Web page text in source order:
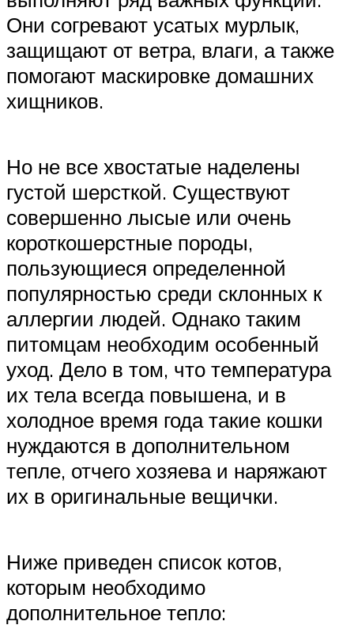
Они согревают усатых мурлык,
защищают от ветра, влаги, а также
помогают маскировке домашних
хищников.
Но не все хвостатые наделены
густой шерсткой. Существуют
совершенно лысые или очень
короткошерстные породы,
пользующиеся определенной
популярностью среди склонных к
аллергии людей. Однако таким
питомцам необходим особенный
уход. Дело в том, что температура
их тела всегда повышена, и в
холодное время года такие кошки
нуждаются в дополнительном
тепле, отчего хозяева и наряжают
их в оригинальные вещички.
Ниже приведен список котов,
которым необходимо
дополнительное тепло: